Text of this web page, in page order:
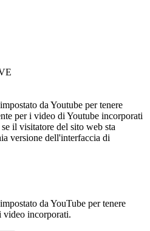
da Youtube per tenere
per i video di Youtube incorporati
il visitatore del sito web sta
versione dell'interfaccia di
da YouTube per tenere
video incorporati.